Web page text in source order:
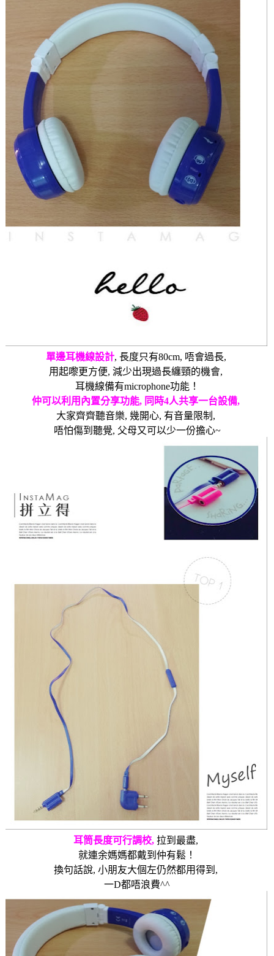
單邊耳機線設計, 長度只有80cm, 唔會過長,
用起嚟更方便, 減少出現過長纏頸的機會,
耳機線備有microphone功能 ！
仲可以利用內置分享功能, 同時4人共享一台設備,
大家齊齊聽音樂, 幾開心, 有音量限制 ,
唔怕傷到聽覺, 父母又可以少一份擔心~
耳筒長度可行調校, 拉到最盡,
就連余媽媽都戴到仲有鬆 ！
換句話說, 小朋友大個左仍然都用得到 ,
一D都唔浪費^^